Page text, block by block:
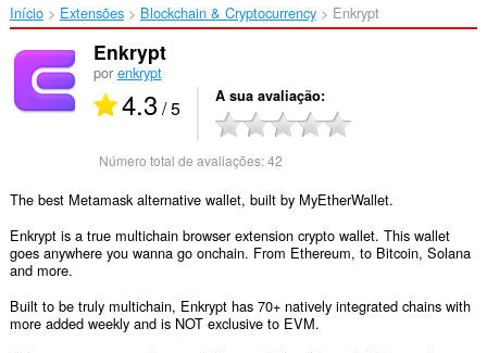
Início Extensões Blockchain & Cryptocurrency Enkrypt‎
Enkrypt
por enkrypt
4.3 / 5 A sua avaliação
Número total de avaliações:42
The best Metamask alternative wallet, built by MyEtherWallet.
Enkrypt is a true multichain browser extension crypto wallet. This wallet
goes anywhere you wanna go onchain. From Ethereum, to Bitcoin, Solana
and more.
Built to be truly multichain, Enkrypt has 70+ natively integrated chains with
more added weekly and is NOT exclusive to EVM.